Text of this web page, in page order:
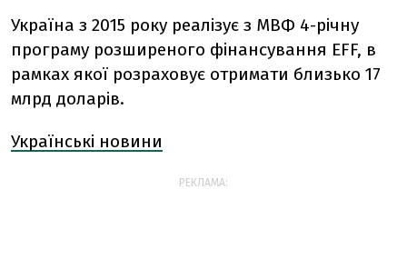
Україна з 2015 року реалізує з МВФ 4-річну
програму розширеного фінансування EFF, в
рамках якої розраховує отримати близько 17
млрд доларів.
Українські новини
РЕКЛАМА: